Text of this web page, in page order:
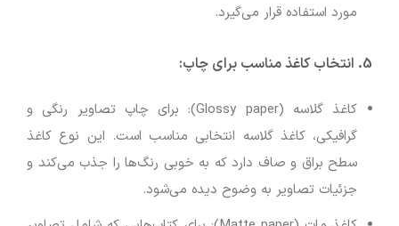
مورد استفاده قرار می‌گیرد.
5. انتخاب کاغذ مناسب برای چاپ:
کاغذ گلاسه (Glossy paper): برای چاپ تصاویر رنگی و
گرافیکی، کاغذ گلاسه انتخابی مناسب است. این نوع کاغذ
سطح براق و صاف دارد که به خوبی رنگ‌ها را جذب می‌کند و
جزئیات تصاویر به وضوح دیده می‌شود.